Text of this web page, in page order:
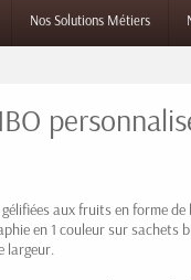
Nos Solutions Métiers
aux fruits en forme
en 1 couleur sur sachets
largeur.